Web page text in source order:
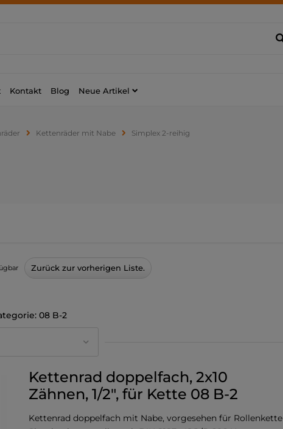
Kontakt Blog Neue Artikel
Kettenräder mit Nabe Simplex 2-reihig
Zurück zur vorherigen Liste.
08 B-2
Kettenrad doppelfach, 2x10
Zähnen, 1/2", für Kette 08 B-2
Kettenrad doppelfach mit Nabe, vorgesehen für Rollenkette